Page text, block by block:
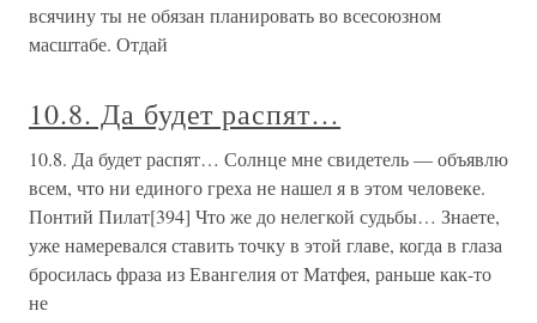
всячину ты не обязан планировать во всесоюзном
масштабе. Отдай
10.8. Да будет распят…
10.8. Да будет распят… Солнце мне свидетель — объявлю
всем, что ни единого греха не нашел я в этом человеке.
Понтий Пилат[394] Что же до нелегкой судьбы… Знаете,
уже намеревался ставить точку в этой главе, когда в глаза
бросилась фраза из Евангелия от Матфея, раньше как-то
не